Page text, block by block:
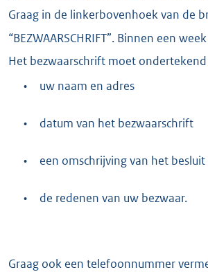
Graag in de linkerbovenhoek van de
“BEZWAARSCHRIFT”. Binnen een
Het bezwaarschrift moet
•
uw naam en adres
• datum van het bezwaarschrift
• een omschrijving van het
• de redenen van uw bezwaar.
Graag ook een telefoonnummer